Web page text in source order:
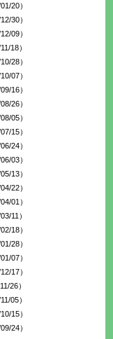
20）
30）
09）
18）
28）
07）
16）
26）
05）
15）
24）
03）
13）
22）
01）
11）
18）
28）
07）
17）
26）
05）
15）
24）